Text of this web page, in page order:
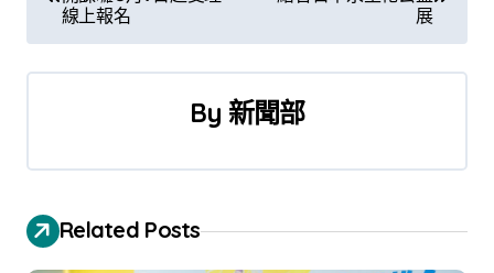
章
導
線上報名
展
By 新聞部
Related Posts